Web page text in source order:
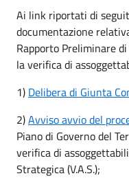
Ai link riportati di
documentazione
Rapporto Preliminare
la verifica di
1) Delibera di Giunta
2)Avviso avvio del
Piano di Governo del
verifica di
Strategica (V.A.S.);